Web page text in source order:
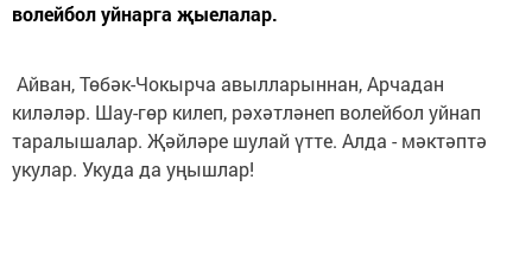
волейбол уйнарга җыелалар.
Айван, Төбәк-Чокырча авылларыннан, Арчадан
киләләр. Шау-гөр килеп, рәхәтләнеп волейбол уйнап
таралышалар. Җәйләре шулай үтте. Алда - мәктәптә
укулар. Укуда да уңышлар!